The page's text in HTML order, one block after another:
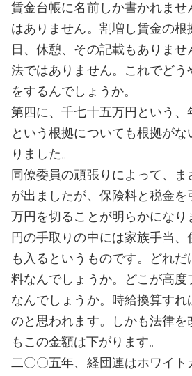
賃金台帳に名前しか書かれま
はありません。割増し賃金の
日、休憩、その記載もありま
法ではありません。これでどう
をするんでしょうか。
第四に、千七十五万円という、
という根拠についても根拠が
りました。
同僚委員の頑張りによって、
が出ましたが、保険料と税金
万円を切ることが明らかにな
円の手取りの中には家族手当
も入るというものです。どれ
料なんでしょうか。どこが高
なんでしょうか。時給換算すれ
のと思われます。しかも法律
もこの金額は下がります。
二〇〇五年、経団連はホワイト